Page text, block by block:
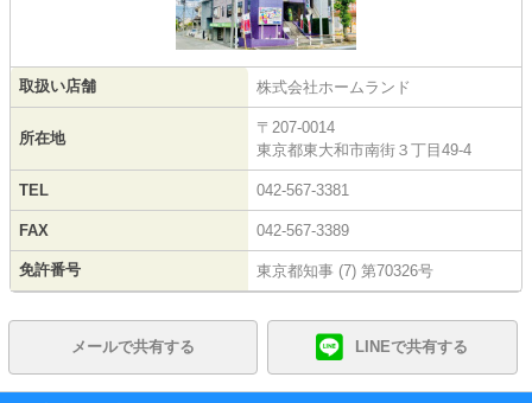
取扱い店舗 株式会社ホームランド
所在地
〒207-0014
東京都東大和市南街３丁目49-4
TEL 042-567-3381
FAX 042-567-3389
免許番号 東京都知事 (7) 第70326号
メールで共有する LINEで共有する